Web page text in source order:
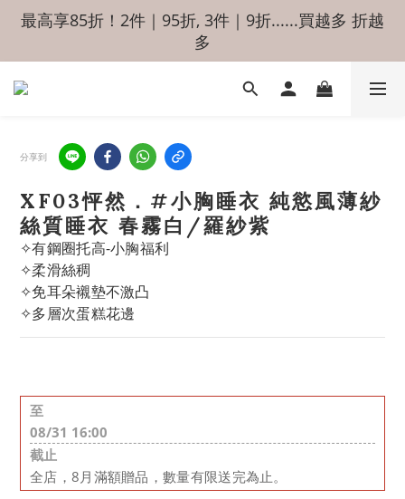
最高享85折！2件｜95折, 3件｜9折......買越多 折越
多
分享到
XF03怦然．#小胸睡衣 純慾風薄紗
絲質睡衣 春霧白/羅紗紫
✧有鋼圈托高-小胸福利
✧柔滑絲稠
✧免耳朵襯墊不激凸
✧多層次蛋糕花邊
至
08/31 16:00
截止
全店，8月滿額贈品，數量有限送完為止。